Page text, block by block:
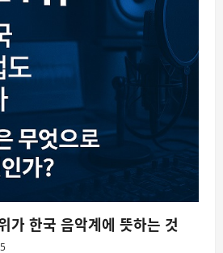
가 한국 음악계에 뜻하는 것